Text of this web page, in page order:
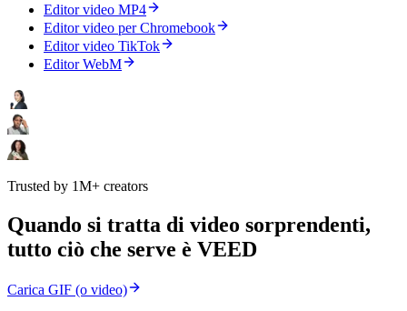
Editor video MP4
Editor video per Chromebook
Editor video TikTok
Editor WebM
Trusted by 1M+ creators
Quando si tratta di video sorprendenti,
tutto ciò che serve è VEED
Carica GIF (o video)